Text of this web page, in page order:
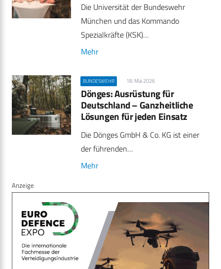
Die Universität der Bundeswehr
München und das Kommando
Spezialkräfte (KSK)…
Mehr
BUNDESWEHR 18. Mai 2026
Dönges: Ausrüstung für
Deutschland – Ganzheitliche
Lösungen für jeden Einsatz
Die Dönges GmbH & Co. KG ist einer
der führenden…
Mehr
Anzeige